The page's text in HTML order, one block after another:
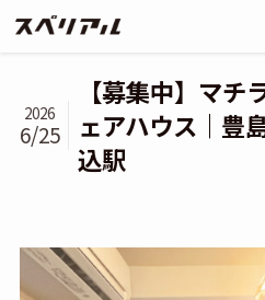
【募集中】マ
ェアハウス｜豊
込駅
2026
6/25